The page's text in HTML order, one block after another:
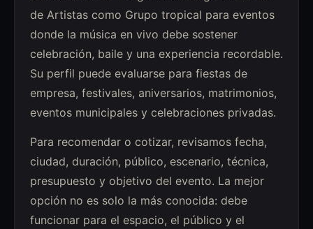
de Artistas como Grupo tropical para eventos
donde la música en vivo debe sostener
celebración, baile y una experiencia recordable.
Su perfil puede evaluarse para fiestas de
empresa, festivales, aniversarios, matrimonios,
eventos municipales y celebraciones privadas.
Para recomendar o cotizar, revisamos fecha,
ciudad, duración, público, escenario, técnica,
presupuesto y objetivo del evento. La mejor
opción no es solo la más conocida: debe
funcionar para el espacio, el público y el